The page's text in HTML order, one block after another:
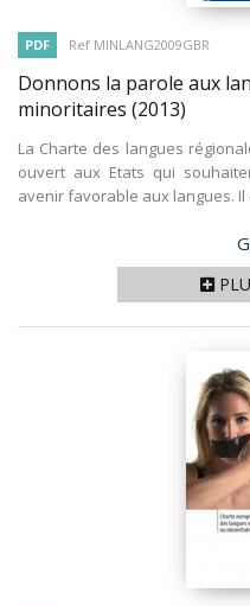
PDF Ref MINLANG2009GBR
Donnons la parole aux
minoritaires (2013)
La Charte des langues
ouvert aux Etats qui
avenir favorable aux langues. Il